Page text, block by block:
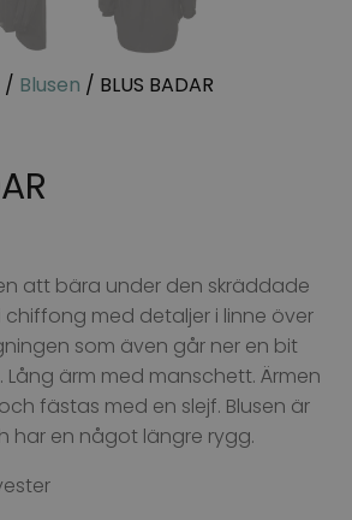
/ Blusen / BLUS BADAR
att bära under den skräddade
chiffong med detaljer i linne över
som även går ner en bit
Lång ärm med manschett. Ärmen
fästas med en slejf. Blusen är
har en något längre rygg.